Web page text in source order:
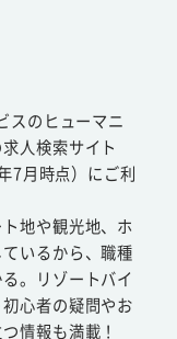
スのヒューマニ
人検索サイト
7月時点）にご利
地や観光地、ホ
いるから、職種
。リゾートバイ
心者の疑問やお
情報も満載！